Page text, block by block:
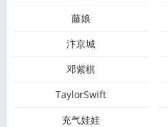
藤娘
汴京城
邓紫棋
TaylorSwift
充气娃娃